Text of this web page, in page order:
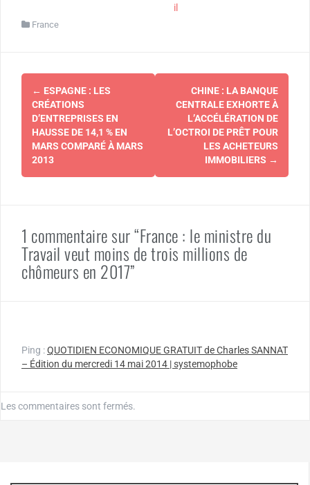
il
France
Navigation
d'article
← ESPAGNE : LES
CRÉATIONS
D’ENTREPRISES EN
HAUSSE DE 14,1 % EN
MARS COMPARÉ À MARS
2013
CHINE : LA BANQUE
CENTRALE EXHORTE À
L’ACCÉLÉRATION DE
L’OCTROI DE PRÊT POUR
LES ACHETEURS
IMMOBILIERS →
1 commentaire sur “France : le ministre du
Travail veut moins de trois millions de
chômeurs en 2017”
Ping :QUOTIDIEN ECONOMIQUE GRATUIT de Charles SANNAT
– Édition du mercredi 14 mai 2014 | systemophobe
Les commentaires sont fermés.